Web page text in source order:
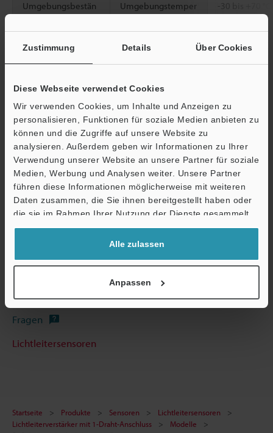
Zustimmung Details Über Cookies
Diese Webseite verwendet Cookies
Wir verwenden Cookies, um Inhalte und Anzeigen zu
personalisieren, Funktionen für soziale Medien anbieten zu
können und die Zugriffe auf unsere Website zu
analysieren. Außerdem geben wir Informationen zu Ihrer
Verwendung unserer Website an unsere Partner für soziale
Medien, Werbung und Analysen weiter. Unsere Partner
führen diese Informationen möglicherweise mit weiteren
Daten zusammen, die Sie ihnen bereitgestellt haben oder
die sie im Rahmen Ihrer Nutzung der Dienste gesammelt
haben.
Alle zulassen
Anpassen
Umgebungsbestän
Umgebungstemper
-30 bis +70 °C
Datenblatt (PDF)
Andere Modelle
Handbücher
Fragen
Lichtleitersensoren
Startseite Produkte Sensoren
Lichtleitersensoren
Lichtleiterverstärker mit 1-Draht-Anschluss
Modelle
Support